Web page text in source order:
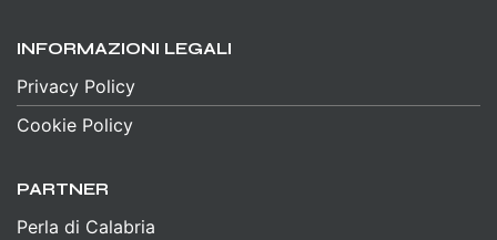
INFORMAZIONI LEGALI
Privacy Policy
Cookie Policy
PARTNER
Perla di Calabria